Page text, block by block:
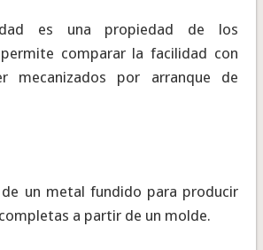
es una propiedad de los
comparar la facilidad con
mecanizados por arranque de
de un metal fundido para producir
a partir de un molde.